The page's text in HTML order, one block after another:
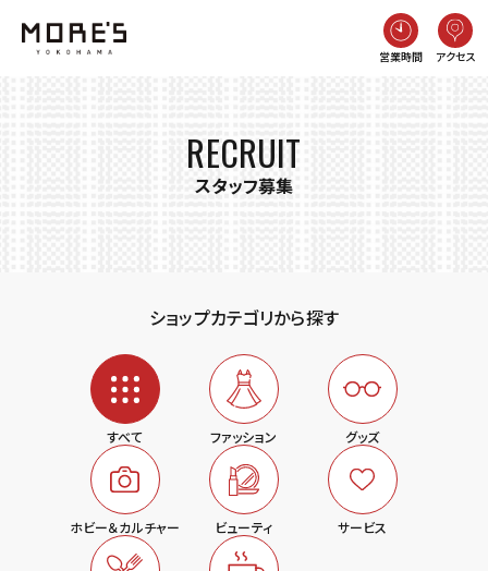
営業時間 アクセス
RECRUIT
スタッフ募集
ショップカテゴリから探す
すべて ファッション グッズ
ホビー＆カルチャー ビューティ サービス